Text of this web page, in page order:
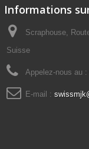
Informations
Scraphouse,
Suisse
Appelez-nous au :
E-mail :